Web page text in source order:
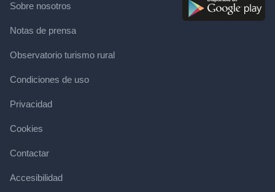
Sobre nosotros
Notas de prensa
Observatorio turismo rural
Condiciones de uso
Privacidad
Cookies
Contactar
Accesibilidad